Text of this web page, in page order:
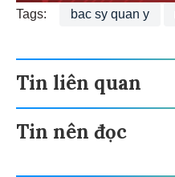
Tags: bac sy quan y
Tin liên quan
Tin nên đọc